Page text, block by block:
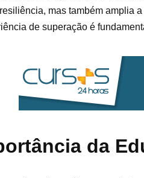
mas também amplia
de superação é
da